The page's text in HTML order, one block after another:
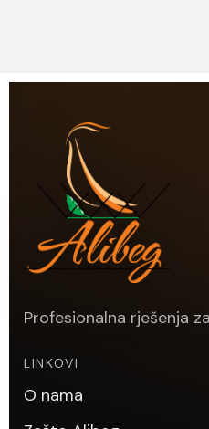
Profesionalna rješenja
LINKOVI
O nama